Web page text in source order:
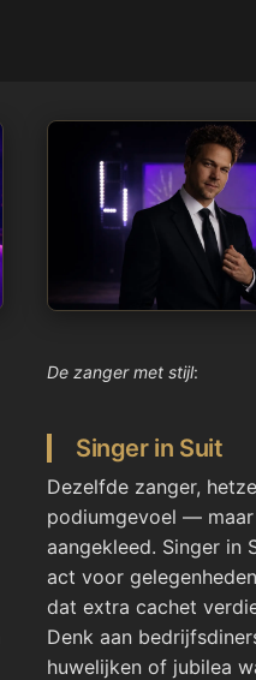
De zanger met stijl:
Singer in Suit
Dezelfde zanger,
podiumgevoel —
aangekleed. Singer in
act voor
dat extra cachet
Denk aan
huwelijken of jubilea